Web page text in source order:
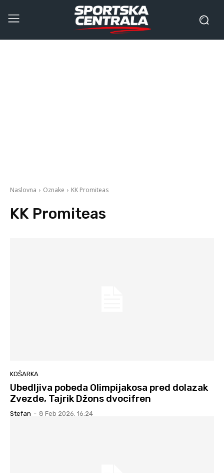
Naslovna Oznake KK Promiteas
KK Promiteas
KOŠARKA
Ubedljiva pobeda Olimpijakosa pred dolazak
Zvezde, Tajrik Džons dvocifren
Stefan - 8 Feb 2026. 16:24